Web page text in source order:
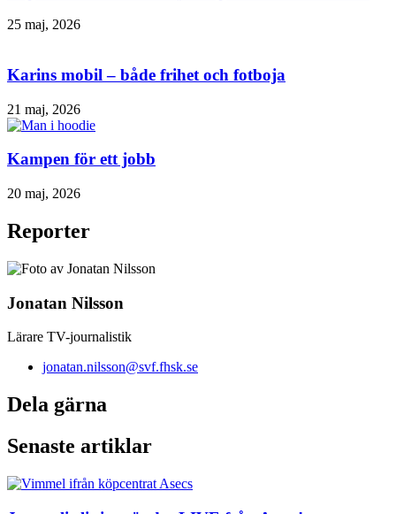
25 maj, 2026
Karins mobil – både frihet och fotboja
21 maj, 2026
Kampen för ett jobb
20 maj, 2026
Reporter
Jonatan Nilsson
Lärare TV-journalistik
jonatan.nilsson@svf.fhsk.se
Dela gärna
Senaste artiklar